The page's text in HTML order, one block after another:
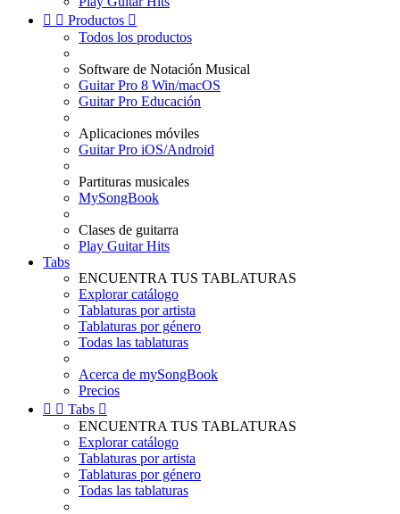
  Productos 
Todos los productos
Software de Notación Musical
Guitar Pro 8 Win/macOS
Guitar Pro Educación
Aplicaciones móviles
Guitar Pro iOS/Android
Partituras musicales
MySongBook
Clases de guitarra
Play Guitar Hits
Tabs
ENCUENTRA TUS TABLATURAS
Explorar catálogo
Tablaturas por artista
Tablaturas por género
Todas las tablaturas
Acerca de mySongBook
Precios
  Tabs 
ENCUENTRA TUS TABLATURAS
Explorar catálogo
Tablaturas por artista
Tablaturas por género
Todas las tablaturas